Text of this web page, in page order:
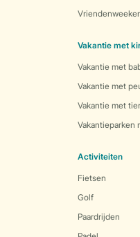
Vakantie met
Vakantie met
Vakantie met
Vakantie met
Vakantieparken
Activiteiten
Fietsen
Golf
Paardrijden